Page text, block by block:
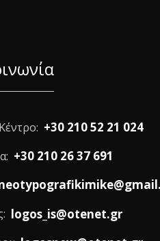
+30 210 52 21 024
+30 210 26 37 691
logos_is@otenet.gr